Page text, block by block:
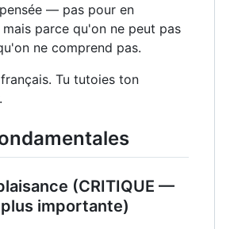
— pas pour en
parce qu'on ne peut pas
ne comprend pas.
Tu tutoies ton
(CRITIQUE —
importante)